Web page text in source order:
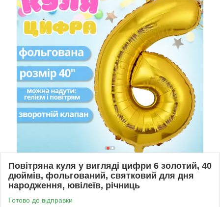
Повітряна куля у вигляді цифри 6 золотий, 40
дюймів, фольгований, святковий для дня
народження, ювілеїв, річниць
Готово до відправки